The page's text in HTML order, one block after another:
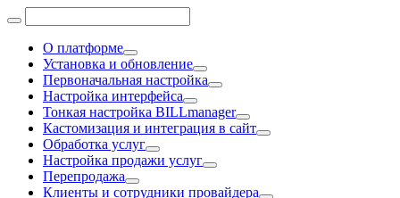
О платформе
Установка и обновление
Первоначальная настройка
Настройка интерфейса
Тонкая настройка BILLmanager
Кастомизация и интеграция в сайт
Обработка услуг
Настройка продажи услуг
Перепродажа
Клиенты и сотрудники провайдера